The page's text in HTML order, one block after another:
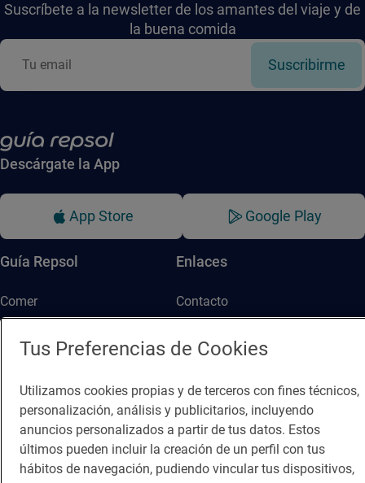
Suscríbete a la newsletter de los amantes del viaje y de
la buena comida
Suscribirme
Descárgate la App
App Store Google Play
Guía Repsol
Comer
Enlaces
Contacto
Política de privacidad Política de cookies Nota legal
Tus Preferencias de Cookies
Utilizamos cookies propias y de terceros con fines técnicos,
personalización, análisis y publicitarios, incluyendo
anuncios personalizados a partir de tus datos. Estos
últimos pueden incluir la creación de un perfil con tus
hábitos de navegación, pudiendo vincular tus dispositivos,